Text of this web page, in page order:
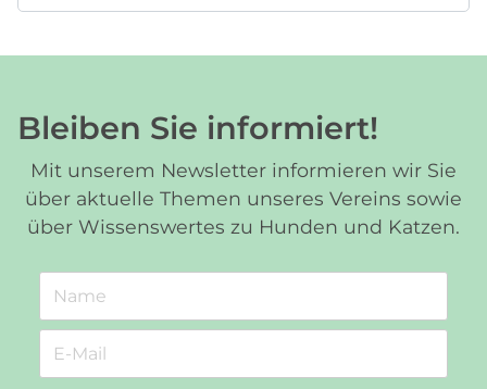
Bleiben Sie informiert!
Mit unserem Newsletter informieren wir Sie
über aktuelle Themen unseres Vereins sowie
über Wissenswertes zu Hunden und Katzen.